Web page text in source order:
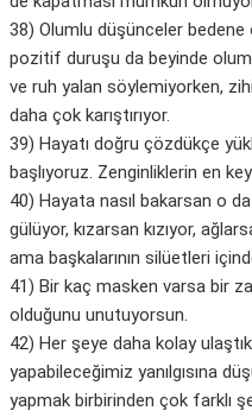
38) Olumlu düşünceler bedene
pozitif duruşu da beyinde
ve ruh yalan söylemiyorken,
daha çok karıştırıyor.
39) Hayatı doğru çözdükçe
başlıyoruz. Zenginliklerin en
40) Hayata nasıl bakarsan o
gülüyor, kızarsan kızıyor,
ama başkalarının silüetleri
41) Bir kaç masken varsa bir
olduğunu unutuyorsun.
42) Her şeye daha kolay
yapabileceğimiz yanılgısına
yapmak birbirinden çok farklı